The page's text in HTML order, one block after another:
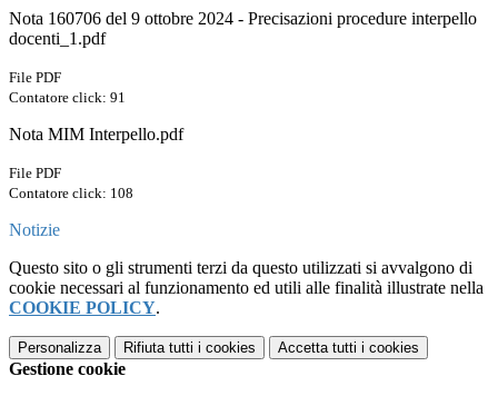
Nota 160706 del 9 ottobre 2024 - Precisazioni procedure interpello
docenti_1.pdf
File PDF
Contatore click: 91
Nota MIM Interpello.pdf
File PDF
Contatore click: 108
Notizie
Questo sito o gli strumenti terzi da questo utilizzati si avvalgono di
cookie necessari al funzionamento ed utili alle finalità illustrate nella
COOKIE POLICY.
Personalizza Rifiuta tutti i cookies Accetta tutti i cookies
Gestione cookie